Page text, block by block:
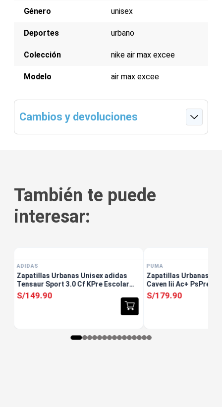
Género unisex
Deportes urbano
Colección nike air max excee
Modelo air max excee
Cambios y devoluciones
También te puede
interesar:
PUMA
Zapatillas Urbanas
Caven Iii Ac+ PsPre
S/179.90